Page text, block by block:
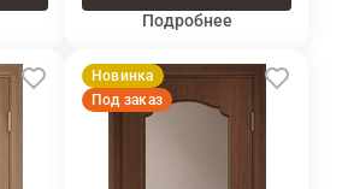
Подробнее
Новинка
Под заказ